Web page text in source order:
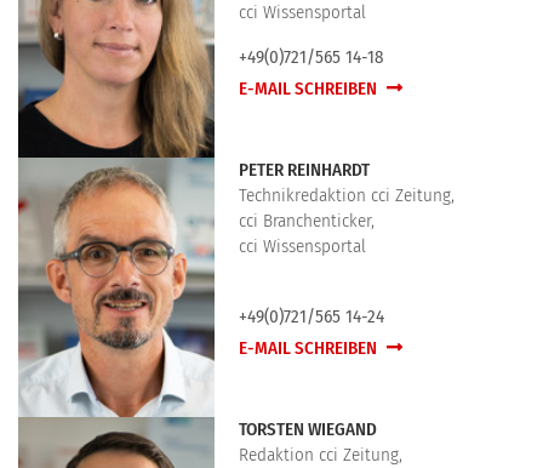
cci Wissensportal
+49(0)721/565 14-18
E-MAIL SCHREIBEN
PETER REINHARDT
Technikredaktion cci Zeitung,
cci Branchenticker,
cci Wissensportal
+49(0)721/565 14-24
E-MAIL SCHREIBEN
TORSTEN WIEGAND
Redaktion cci Zeitung,